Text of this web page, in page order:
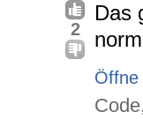
2
Das
Öffne